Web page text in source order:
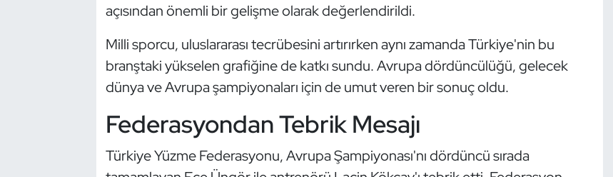
açısından önemli bir gelişme olarak değerlendirildi.
Milli sporcu, uluslararası tecrübesini artırırken aynı zamanda Türkiye'nin bu
branştaki yükselen grafiğine de katkı sundu. Avrupa dördüncülüğü, gelecek
dünya ve Avrupa şampiyonaları için de umut veren bir sonuç oldu.
Federasyondan Tebrik Mesajı
Türkiye Yüzme Federasyonu, Avrupa Şampiyonası'nı dördüncü sırada
Modern Pentatlon